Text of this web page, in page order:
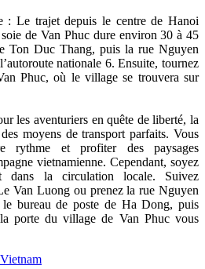
: Le trajet depuis le centre de Hanoi
de Van Phuc dure environ 30 à 45
Ton Duc Thang, puis la rue Nguyen
nationale 6. Ensuite, tournez
Phuc, où le village se trouvera sur
les aventuriers en quête de liberté, la
moyens de transport parfaits. Vous
rythme et profiter des paysages
vietnamienne. Cependant, soyez
dans la circulation locale. Suivez
Van Luong ou prenez la rue Nguyen
le bureau de poste de Ha Dong, puis
porte du village de Van Phuc vous